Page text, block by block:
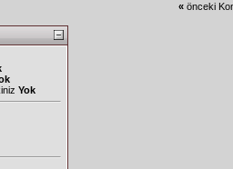
« önceki
Yok